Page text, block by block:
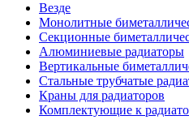
Везде
Монолитные
Секционные
Алюминиевые радиаторы
Вертикальные
Стальные трубчатые
Краны для радиаторов
Комплектующие к